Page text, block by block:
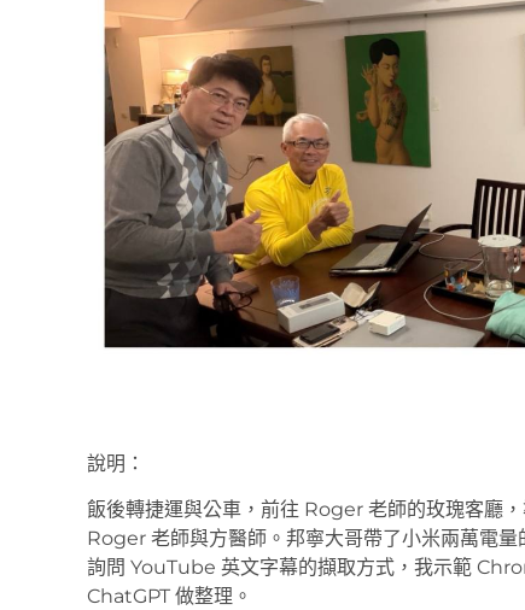
說明：
飯後轉捷運與公車，前往 Roger 老師的玫瑰客廳
Roger 老師與方醫師。邦寧大哥帶了小米兩萬電
詢問 YouTube 英文字幕的擷取方式，我示範
ChatGPT 做整理。